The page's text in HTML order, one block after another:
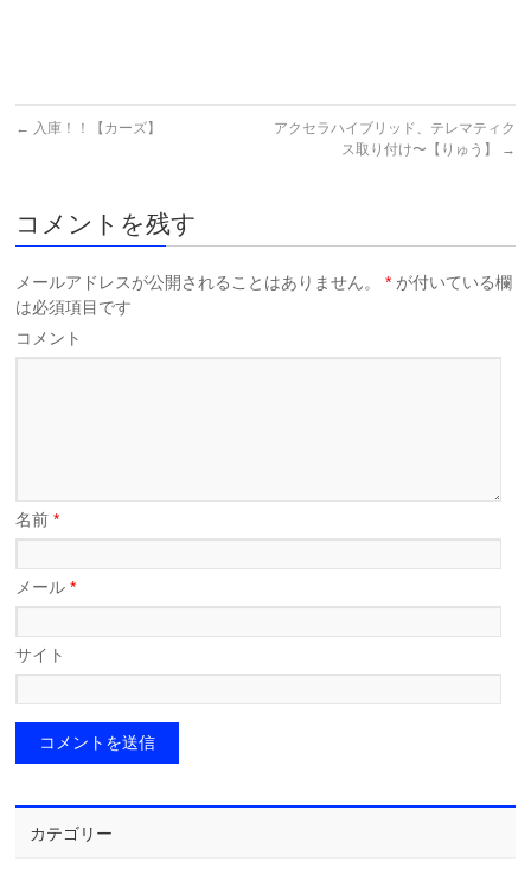
← 入庫！！【カーズ】
アクセラハイブリッド、テレマティク
ス取り付け〜【りゅう】
→
コメントを残す
メールアドレスが公開されることはありません。 * が付いている欄
は必須項目です
コメント
名前*
メール*
サイト
カテゴリー